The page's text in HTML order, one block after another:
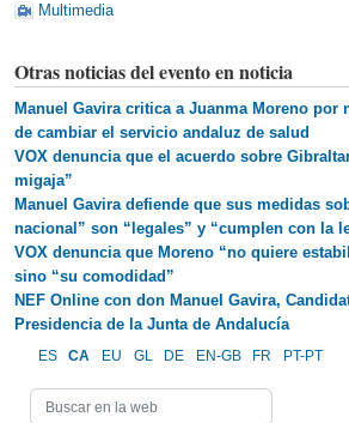
Multimedia
Otras noticias del evento en noticia
Manuel Gavira critica a Juanma Moreno por
de cambiar el servicio andaluz de salud
VOX denuncia que el acuerdo sobre
migaja”
Manuel Gavira defiende que sus medidas
nacional” son “legales” y “cumplen con la
VOX denuncia que Moreno “no quiere
sino “su comodidad”
NEF Online con don Manuel Gavira,
Presidencia de la Junta de Andalucía
ES CA EU GL DE EN-GB FR PT-PT